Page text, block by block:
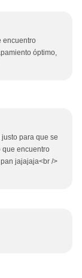
encuentro
óptimo,
para que se
que encuentro
jajajaja<br />